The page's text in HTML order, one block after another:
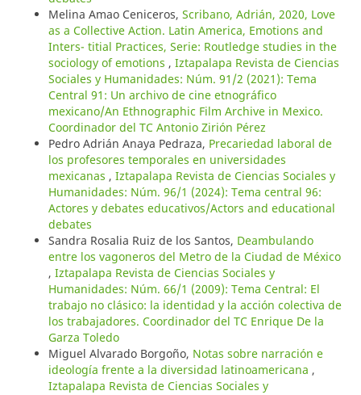
Melina Amao Ceniceros, Scribano, Adrián, 2020, Love
as a Collective Action. Latin America, Emotions and
Inters- titial Practices, Serie: Routledge studies in the
sociology of emotions , Iztapalapa Revista de Ciencias
Sociales y Humanidades: Núm. 91/2 (2021): Tema
Central 91: Un archivo de cine etnográfico
mexicano/An Ethnographic Film Archive in Mexico.
Coordinador del TC Antonio Zirión Pérez
Pedro Adrián Anaya Pedraza, Precariedad laboral de
los profesores temporales en universidades
mexicanas , Iztapalapa Revista de Ciencias Sociales y
Humanidades: Núm. 96/1 (2024): Tema central 96:
Actores y debates educativos/Actors and educational
debates
Sandra Rosalia Ruiz de los Santos, Deambulando
entre los vagoneros del Metro de la Ciudad de México
, Iztapalapa Revista de Ciencias Sociales y
Humanidades: Núm. 66/1 (2009): Tema Central: El
trabajo no clásico: la identidad y la acción colectiva de
los trabajadores. Coordinador del TC Enrique De la
Garza Toledo
Miguel Alvarado Borgoño, Notas sobre narración e
ideología frente a la diversidad latinoamericana ,
Iztapalapa Revista de Ciencias Sociales y